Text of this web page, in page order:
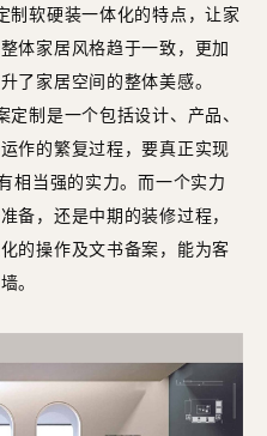
制软硬装一体化的特点，让家
体家居风格趋于一致，更加
了家居空间的整体美感。
定制是一个包括设计、产品、
作的繁复过程，要真正实现
相当强的实力。而一个实力
备，还是中期的装修过程，
的操作及文书备案，能为客
。